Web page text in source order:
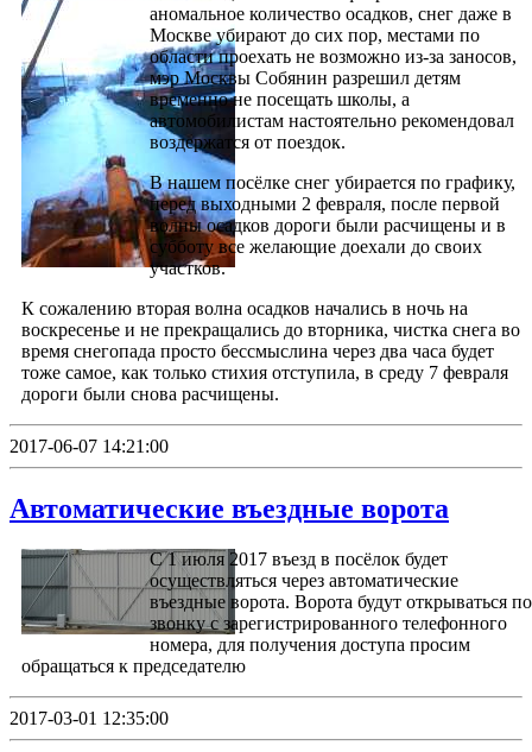
аномальное количество осадков, снег даже в
Москве убирают до сих пор, местами по
области проехать не возможно из-за заносов,
мэр Москвы Собянин разрешил детям
временно не посещать школы, а
автомобилистам настоятельно рекомендовал
воздержатся от поездок.
В нашем посёлке снег убирается по графику,
перед выходными 2 февраля, после первой
волны осадков дороги были расчищены и в
субботу все желающие доехали до своих
участков.
К сожалению вторая волна осадков начались в ночь на
воскресенье и не прекращались до вторника, чистка снега во
время снегопада просто бессмыслина через два часа будет
тоже самое, как только стихия отступила, в среду 7 февраля
дороги были снова расчищены.
2017-06-07 14:21:00
Автоматические въездные ворота
С 1 июля 2017 въезд в посёлок будет
осуществляться через автоматические
въездные ворота. Ворота будут открываться по
звонку с зарегистрированного телефонного
номера, для получения доступа просим
обращаться к председателю
2017-03-01 12:35:00